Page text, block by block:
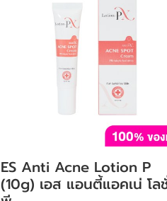
ES Anti Acne Lotion P
(10g) เอส แอนตี้แอคเน่ โล